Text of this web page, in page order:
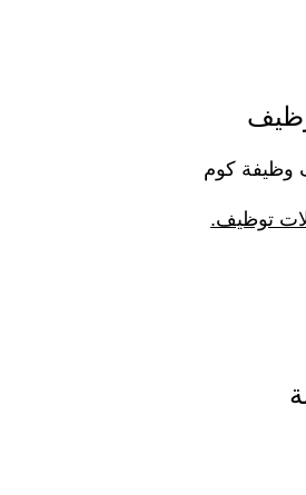
وظيفة كوم
توظيف.